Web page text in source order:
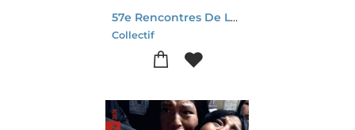
57e Rencontres De La Photographie
Collectif